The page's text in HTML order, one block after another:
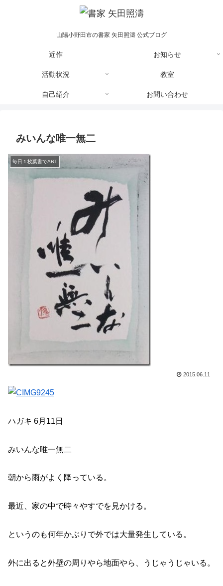
山陽小野田市の書家 矢田照濤 公式ブログ
近作 お知らせ
活動状況 教室
自己紹介 お問い合わせ
みいんな唯一無二
毎日１枚葉書でART
2015.06.11
ハガキ 6月11日
みいんな唯一無二
朝から雨がよく降っている。
最近、家の中で時々やすでを見かける。
というのも何年かぶりで外では大量発生している。
外に出ると外壁の周りやら地面やら、うじゃうじゃいる。